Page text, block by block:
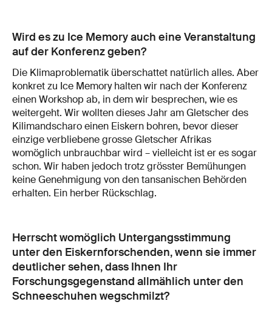
Wird es zu Ice Memory auch eine Veranstaltung
auf der Konferenz geben?
Die Klimaproblematik überschattet natürlich alles. Aber
konkret zu Ice Memory halten wir nach der Konferenz
einen Workshop ab, in dem wir besprechen, wie es
weitergeht. Wir wollten dieses Jahr am Gletscher des
Kilimandscharo einen Eiskern bohren, bevor dieser
einzige verbliebene grosse Gletscher Afrikas
womöglich unbrauchbar wird – vielleicht ist er es sogar
schon. Wir haben jedoch trotz grösster Bemühungen
keine Genehmigung von den tansanischen Behörden
erhalten. Ein herber Rückschlag.
Herrscht womöglich Untergangsstimmung
unter den Eiskernforschenden, wenn sie immer
deutlicher sehen, dass Ihnen Ihr
Forschungsgegenstand allmählich unter den
Schneeschuhen wegschmilzt?